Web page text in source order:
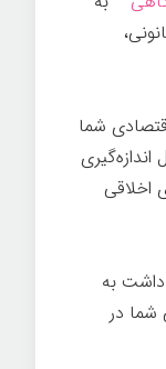
شما
به
شما در